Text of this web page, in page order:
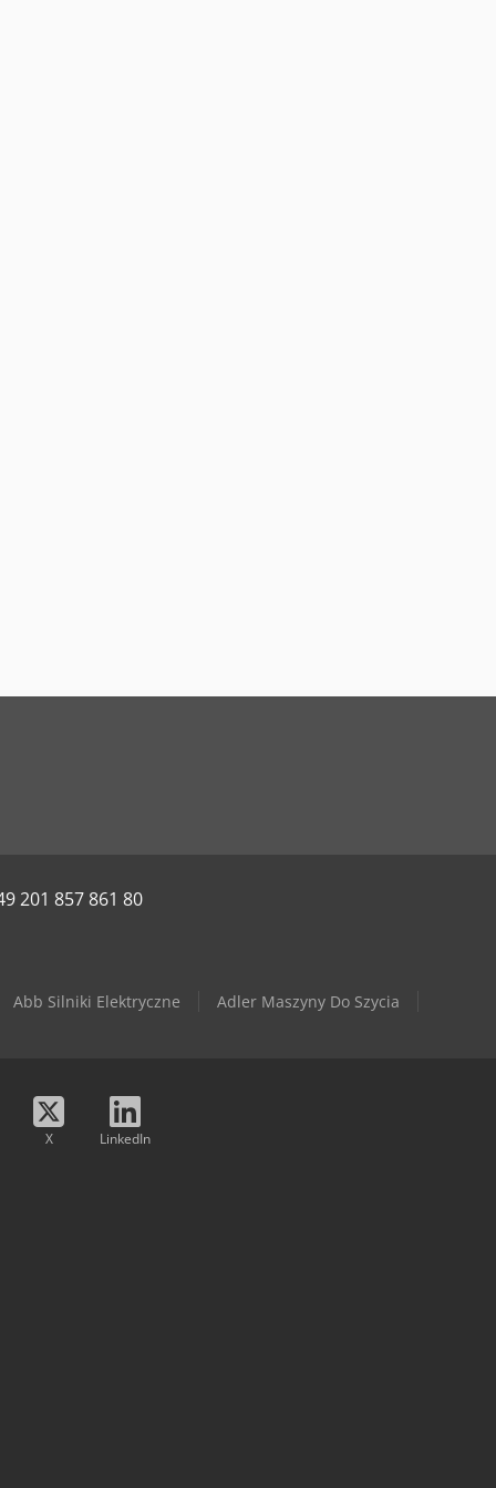
201 857 861 80
Abb Silniki Elektryczne
Adler Maszyny Do Szycia
X LinkedIn